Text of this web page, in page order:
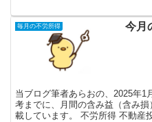
毎月の不労所得 今月
当ブログ筆者あらおの、2025年1
考までに、月間の含み益（含み
載しています。 不労所得 不動産